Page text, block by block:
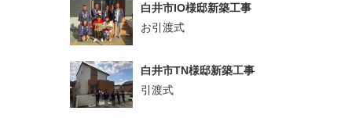
白井市IO様邸新築工事
お引渡式
白井市TN様邸新築工事
引渡式